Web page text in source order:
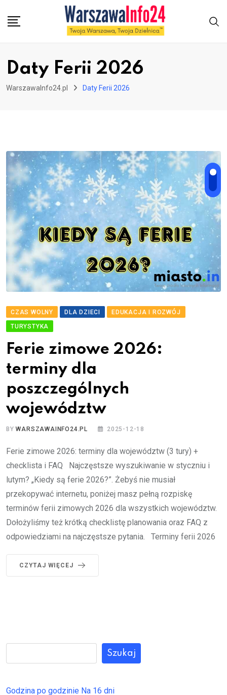
Daty Ferii 2026
WarszawaInfo24.pl Daty Ferii 2026
CZAS WOLNY DLA DZIECI
EDUKACJA I ROZWÓJ
TURYSTYKA
Ferie zimowe 2026:
terminy dla
poszczególnych
województw
BYWARSZAWAINFO24.PL 2025-12-18
Ferie zimowe 2026: terminy dla województw (3 tury) +
checklista i FAQ Najczęstsze wyszukiwanie w styczniu i
lutym? „Kiedy są ferie 2026?”. Żebyś nie musiał
przekopywać internetu, poniżej masz pełną rozpiskę
terminów ferii zimowych 2026 dla wszystkich województw.
Dołożyliśmy też krótką checklistę planowania oraz FAQ z
odpowiedziami na najczęstsze pytania. Terminy ferii 2026
CZYTAJ WIĘCEJ
Szukaj
Godzina po godzinie Na 16 dni